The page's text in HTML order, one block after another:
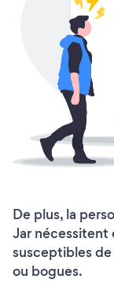
De plus, la
Jar nécessitent
susceptibles
ou bogues.